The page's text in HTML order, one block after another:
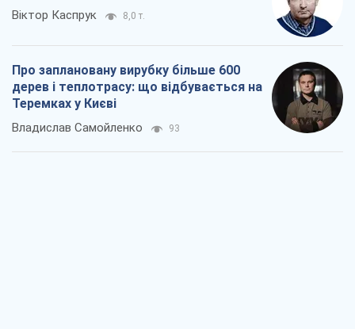
Віктор Каспрук 8,0 т.
Про заплановану вирубку більше 600
дерев і теплотрасу: що відбувається на
Теремках у Києві
Владислав Самойленко 93